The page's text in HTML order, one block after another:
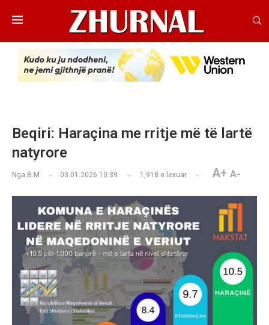
Beqiri: Haraçina me rritje më të lartë
natyrore
Nga B.M 03.01.2026 10:39 1,918 e lexuar A+ A-